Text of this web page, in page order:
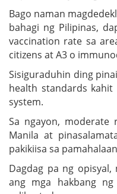
Bago naman
bahagi ng Pilipinas,
vaccination rate sa
citizens at A3 o
Sisiguraduhin ding
health standards kahit
system.
Sa ngayon, moderate
Manila at
pakikiisa sa
Dagdag pa ng
ang mga hakbang